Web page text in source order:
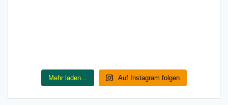
Mehr laden... Auf Instagram folgen